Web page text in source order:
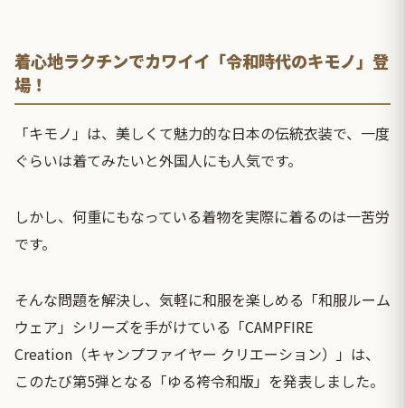
着心地ラクチンでカワイイ「令和時代のキモノ」登
場！
「キモノ」は、美しくて魅力的な日本の伝統衣装で、一度
ぐらいは着てみたいと外国人にも人気です。
しかし、何重にもなっている着物を実際に着るのは一苦労
です。
そんな問題を解決し、気軽に和服を楽しめる「和服ルーム
ウェア」シリーズを手がけている「CAMPFIRE
Creation（キャンプファイヤー クリエーション）」は、
このたび第5弾となる「ゆる袴令和版」を発表しました。